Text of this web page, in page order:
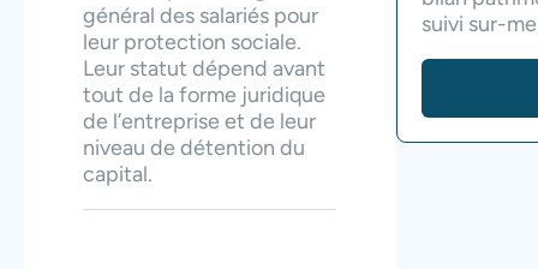
général des salariés pour
leur protection sociale.
Leur statut dépend avant
tout de la forme juridique
de l’entreprise et de leur
niveau de détention du
capital.
suivi sur-